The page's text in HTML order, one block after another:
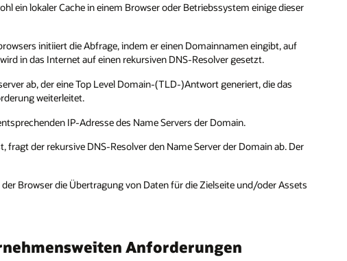
ein lokaler Cache in einem Browser oder Betriebssystem einige dieser
initiiert die Abfrage, indem er einen Domainnamen eingibt, auf
in das Internet auf einen rekursiven DNS-Resolver gesetzt.
ab, der eine Top Level Domain-(TLD-)Antwort generiert, die das
weiterleitet.
IP-Adresse des Name Servers der Domain.
fragt der rekursive DNS-Resolver den Name Server der Domain ab. Der
Browser die Übertragung von Daten für die Zielseite und/oder Assets
Anforderungen